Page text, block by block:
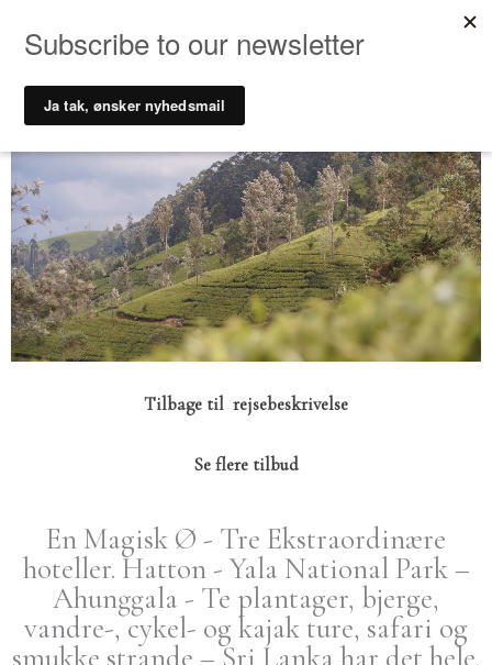
indholdet
Tilbage til rejsebeskrivelse
Se flere tilbud
En Magisk Ø - Tre Ekstraordinære
hoteller. Hatton - Yala National Park –
Ahunggala - Te plantager, bjerge,
vandre-, cykel- og kajak ture, safari og